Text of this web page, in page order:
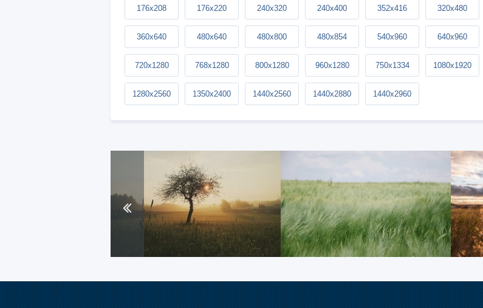
176x208 176x220 240x320 240x400 352x416 320x480
360x640 480x640 480x800 480x854 540x960 640x960
720x1280 768x1280 800x1280 960x1280 750x1334 1080x1920
1280x2560 1350x2400 1440x2560 1440x2880 1440x2960